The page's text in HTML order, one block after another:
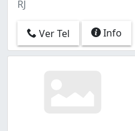
Parque Felicidade (1)
Parque Fluminense (1)
Parque Lafaiete (3)
Parque Paulicéia (3)
RJ
Ver Tel Info